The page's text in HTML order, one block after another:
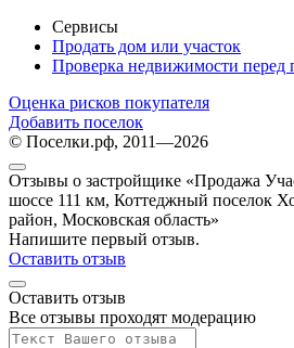
Сервисы
Продать дом или участок
Проверка недвижимости перед
Оценка рисков покупателя
Добавить поселок
© Поселки.рф, 2011—2026
Отзывы о застройщике «Продажа
шоссе 111 км, Коттеджный поселок
район, Московская область»
Напишите первый отзыв.
Оставить отзыв
Оставить отзыв
Все отзывы проходят модерацию